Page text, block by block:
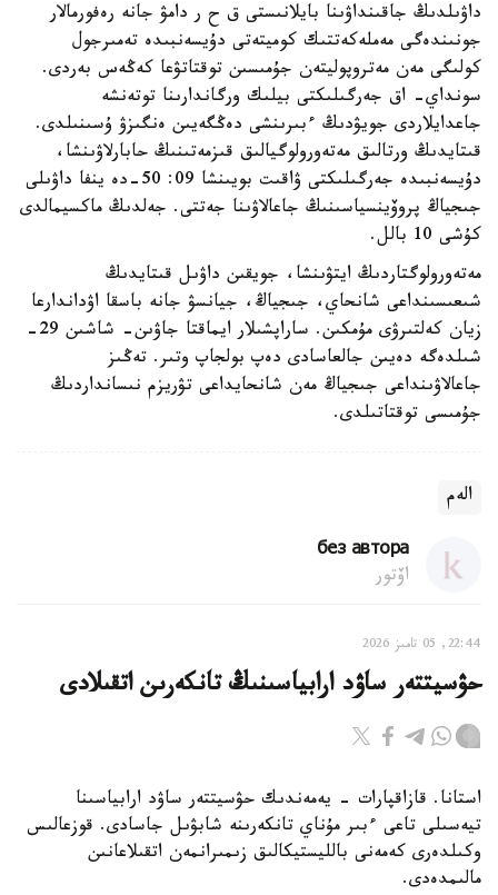
داۋىلدىڭ جاقىنداۋىنا بايلانىستى ق ح ر دامۋ جانە رەفورمالار
جونىندەگى مەملەكەتتىك كوميتەتى دۇيسەنبىدە تەمىرجول
كولىگى مەن مەتروپوليتەن جۇمىسىن توقتاتۋعا كەڭەس بەردى.
سونداي- اق جەرگىلىكتى بيلىك ورگاندارىنا توتەنشە
جاعدايلاردى جويۋدىڭ ءبىرىنشى دەڭگەيىن ەنگىزۋ ۇسىنىلدى.
قىتايدىڭ ورتالىق مەتەورولوگيالىق قىزمەتىنىڭ حابارلاۋىنشا،
دۇيسەنبىدە جەرگىلىكتى ۋاقىت بويىنشا 09: 50-دە ينفا داۋىلى
جىجياڭ پروۆينسياسىنىڭ جاعالاۋىنا جەتتى. جەلدىڭ ماكسيمالدى
كۇشى 10 بالل.
مەتەورولوگتاردىڭ ايتۋىنشا، جويقىن داۋىل قىتايدىڭ
شىعىسىنداعى شانحاي، جىجياڭ، جيانسۋ جانە باسقا اۋداندارعا
زيان كەلتىرۋى مۇمكىن. ساراپشىلار ايماقتا جاۋىن- شاشىن 29-
شىلدەگە دەيىن جالعاسادى دەپ بولجاپ وتىر. تەڭىز
جاعالاۋىنداعى جىجياڭ مەن شانحايداعى تۋريزم نىسانداردىڭ
جۇمىسى توقتاتىلدى.
الەم
без автора
اۆتور
22:44, 05 تامىز 2026
حۋسيتتەر ساۋد ارابياسىنىڭ تانكەرىن اتقىلادى
استانا. قازاقپارات - يەمەندىك حۋسيتتەر ساۋد ارابياسىنا
تيەسىلى تاعى ءبىر مۇناي تانكەرىنە شابۋىل جاسادى. قوزعالىس
وكىلدەرى كەمەنى بالليستيكالىق زىمىرانمەن اتقىلاعانىن
مالىمدەدى.